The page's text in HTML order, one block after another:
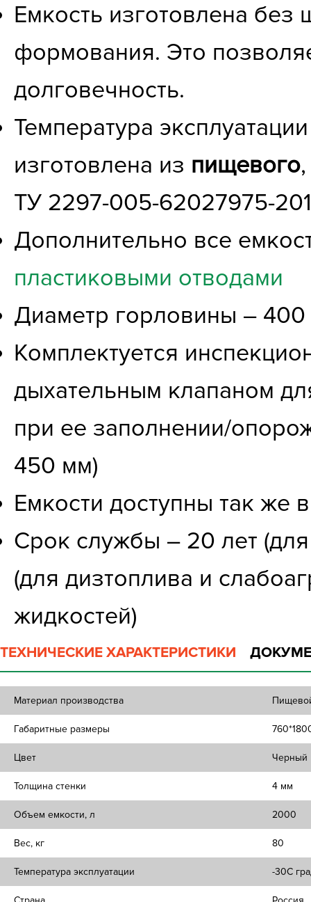
Емкость изготовлена без
формования. Это
долговечность.
Температура
изготовлена из пищевого
ТУ 2297-005-62027975-
Дополнительно все
пластиковыми отводами
Диаметр горловины –
Комплектуется
дыхательным клапаном
при ее заполнении/
450 мм)
Емкости доступны так же
Срок службы – 20 лет
(для дизтоплива и
жидкостей)
ТЕХНИЧЕСКИЕ ХАРАКТЕРИСТИКИ
Материал производства
Габаритные размеры
Цвет Черный
Толщина стенки 4 мм
Объем емкости, л 2000
Вес, кг 80
Температура эксплуатации -30C